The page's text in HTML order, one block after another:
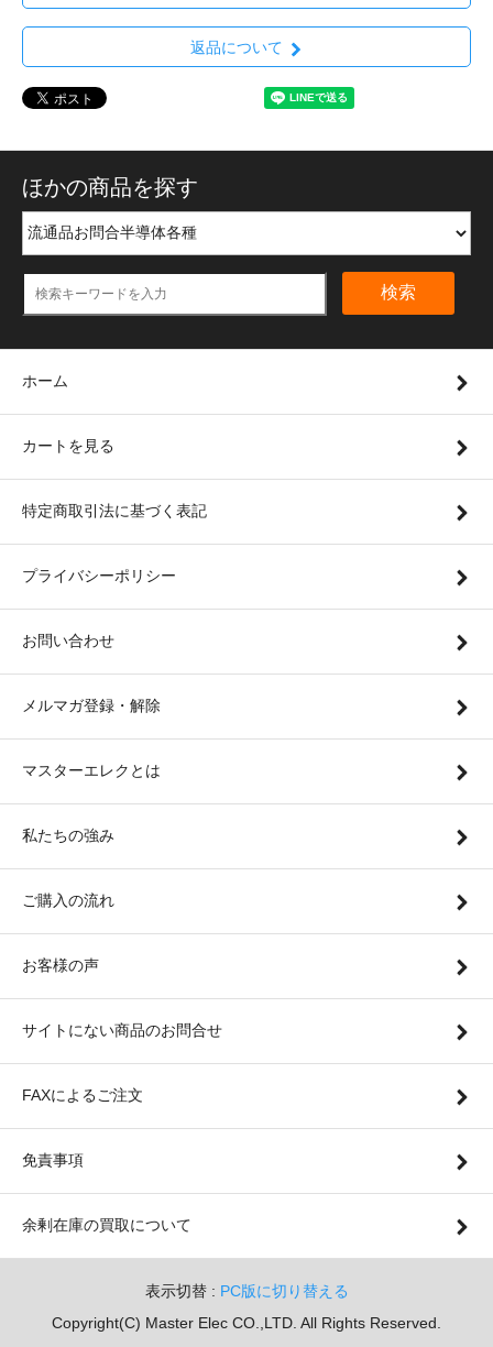
返品について
ほかの商品を探す
検索
ホーム
カートを見る
特定商取引法に基づく表記
プライバシーポリシー
お問い合わせ
メルマガ登録・解除
マスターエレクとは
私たちの強み
ご購入の流れ
お客様の声
サイトにない商品のお問合せ
FAXによるご注文
免責事項
余剰在庫の買取について
表示切替 : PC版に切り替える
Copyright(C) Master Elec CO.,LTD. All Rights Reserved.